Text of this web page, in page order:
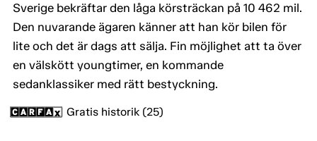
Sverige bekräftar den låga körsträckan på 10 462 mil.
Den nuvarande ägaren känner att han kör bilen för
lite och det är dags att sälja. Fin möjlighet att ta över
en välskött youngtimer, en kommande
sedanklassiker med rätt bestyckning.
Gratis historik (25)